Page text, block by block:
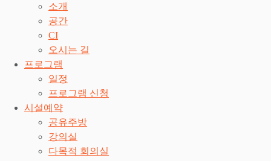
소개
공간
CI
오시는 길
프로그램
일정
프로그램 신청
시설예약
공유주방
강의실
다목적 회의실